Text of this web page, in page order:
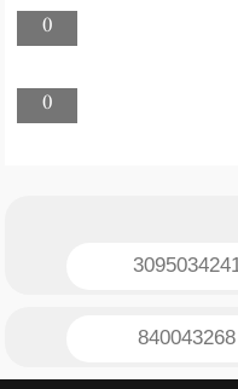
0
0
840043268